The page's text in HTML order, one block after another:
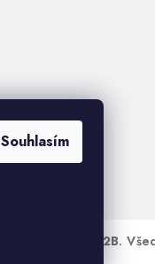
Souhlasím
Woody Crafts B2B.